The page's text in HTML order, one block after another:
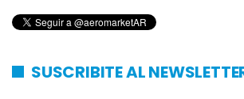
SUSCRIBITE AL